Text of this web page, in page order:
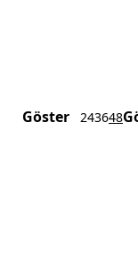
Göster 243648